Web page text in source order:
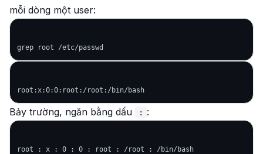
mỗi dòng một user:
Bảy trường, ngăn bằng dấu : :
root : x : 0 : 0 : root : /root : /bin/bash